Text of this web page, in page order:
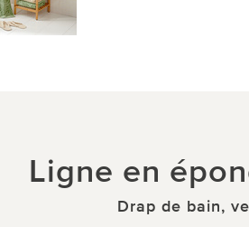
Ligne en
Drap de bain,